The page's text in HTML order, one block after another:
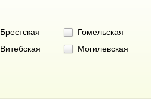
Брестская
Гомельская
Витебская Могилевская